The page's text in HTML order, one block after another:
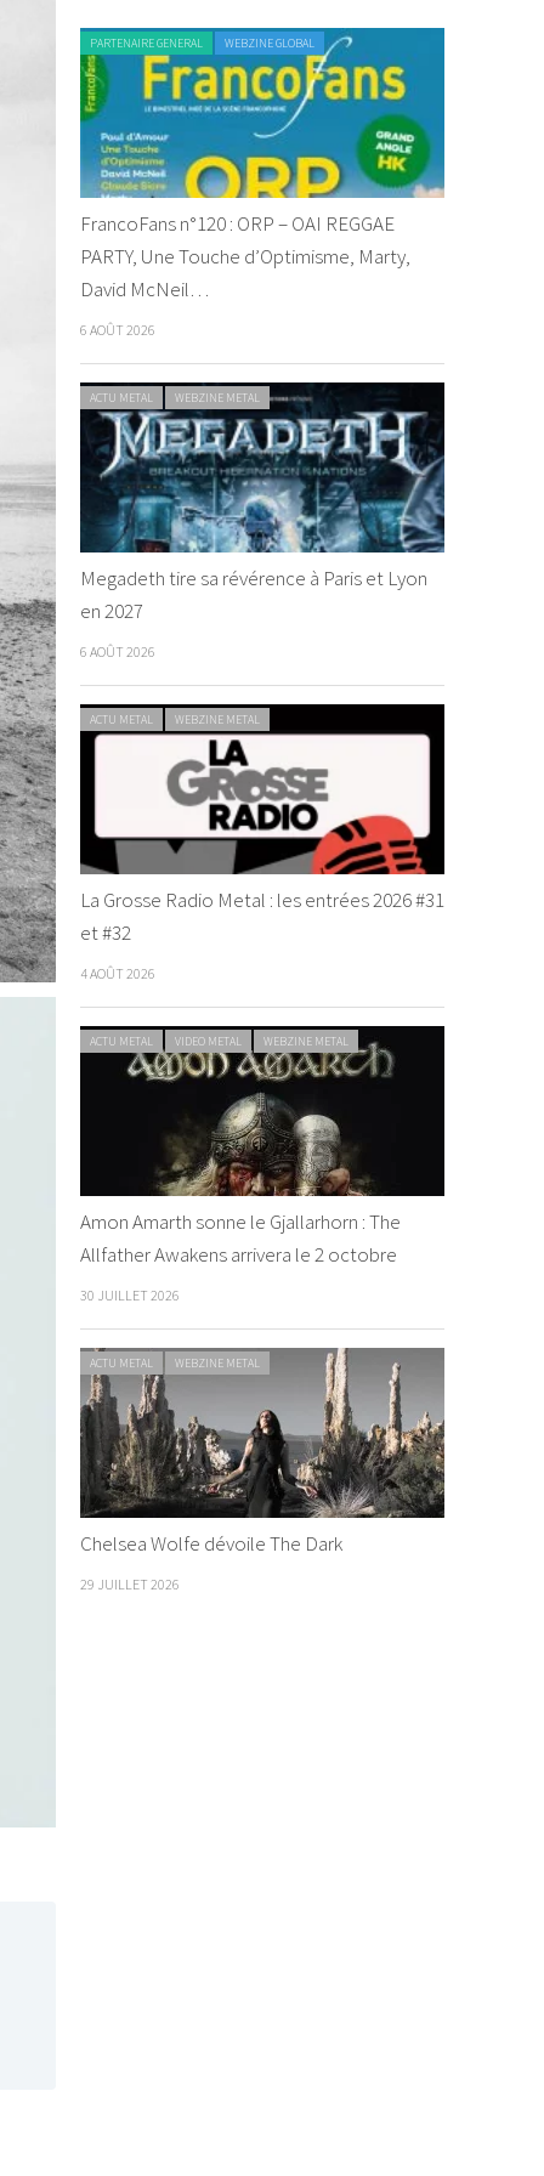
PARTENAIRE GENERAL WEBZINE GLOBAL
FrancoFans n°120 : ORP – OAI REGGAE
PARTY, Une Touche d’Optimisme, Marty,
David McNeil…
6 AOÛT 2026
ACTU METAL WEBZINE METAL
Megadeth tire sa révérence à Paris et Lyon
en 2027
6 AOÛT 2026
ACTU METAL WEBZINE METAL
La Grosse Radio Metal : les entrées 2026 #31
et #32
4 AOÛT 2026
ACTU METAL VIDEO METAL WEBZINE METAL
Amon Amarth sonne le Gjallarhorn : The
Allfather Awakens arrivera le 2 octobre
30 JUILLET 2026
ACTU METAL WEBZINE METAL
Chelsea Wolfe dévoile The Dark
29 JUILLET 2026